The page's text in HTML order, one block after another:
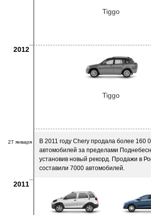
Tiggo
2012
Tiggo
27 января
В 2011 году Chery продала более 160
автомобилей за пределами
установив новый рекорд. Продажи в
составили 7000 автомобилей.
2011